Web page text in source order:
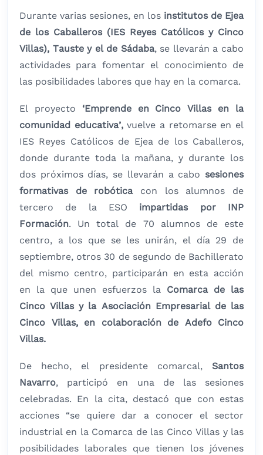
Durante varias sesiones, en los institutos de Ejea
de los Caballeros (IES Reyes Católicos y Cinco
Villas), Tauste y el de Sádaba, se llevarán a cabo
actividades para fomentar el conocimiento de
las posibilidades labores que hay en la comarca.
El proyecto ‘Emprende en Cinco Villas en la
comunidad educativa’,vuelve a retomarse en el
IES Reyes Católicos de Ejea de los Caballeros,
donde durante toda la mañana, y durante los
dos próximos días, se llevarán a cabo sesiones
formativas de robóticacon los alumnos de
tercero de la ESO impartidas por INP
Formación. Un total de 70 alumnos de este
centro, a los que se les unirán, el día 29 de
septiembre, otros 30 de segundo de Bachillerato
del mismo centro, participarán en esta acción
en la que unen esfuerzos la Comarca de las
Cinco Villas y la Asociación Empresarial de las
Cinco Villas, en colaboración de Adefo Cinco
Villas.
De hecho, el presidente comarcal, Santos
Navarro, participó en una de las sesiones
celebradas. En la cita, destacó que con estas
acciones “se quiere dar a conocer el sector
industrial en la Comarca de las Cinco Villas y las
posibilidades laborales que tienen los jóvenes